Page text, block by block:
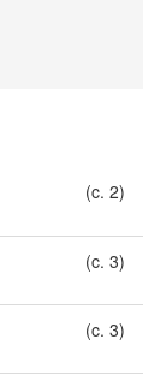
(c. 2)
(c. 3)
(c. 3)